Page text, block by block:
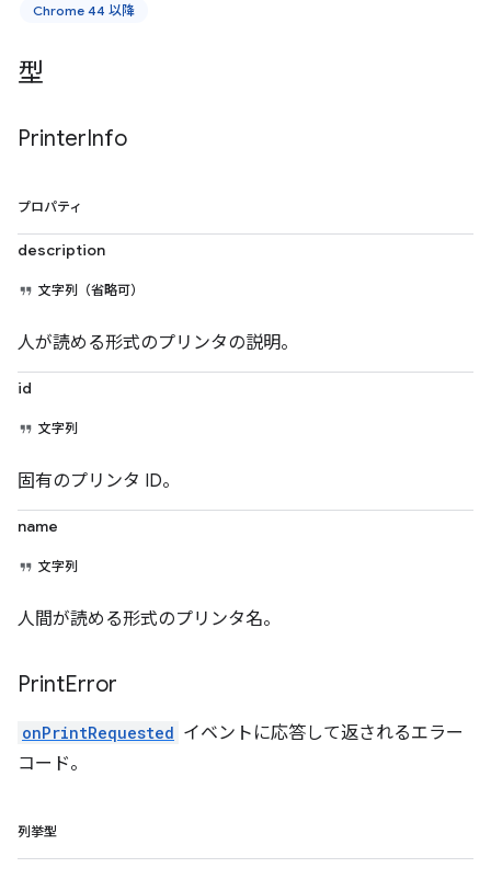
Chrome 44 以降
型
PrinterInfo
プロパティ
description
文字列（省略可）
人が読める形式のプリンタの説明。
id
文字列
固有のプリンタ ID。
name
文字列
人間が読める形式のプリンタ名。
PrintError
onPrintRequested イベントに応答して返されるエラー
コード。
列挙型